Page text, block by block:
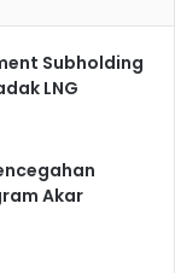
Subholding
LNG
Akar